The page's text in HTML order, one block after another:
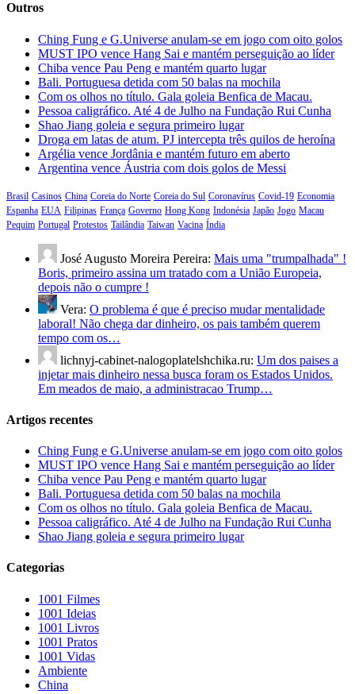
Outros
Ching Fung e G.Universe anulam-se em jogo com oito golos
MUST IPO vence Hang Sai e mantém perseguição ao líder
Chiba vence Pau Peng e mantém quarto lugar
Bali. Portuguesa detida com 50 balas na mochila
Com os olhos no título. Gala goleia Benfica de Macau.
Pessoa caligráfico. Até 4 de Julho na Fundação Rui Cunha
Shao Jiang goleia e segura primeiro lugar
Droga em latas de atum. PJ intercepta três quilos de heroína
Argélia vence Jordânia e mantém futuro em aberto
Argentina vence Áustria com dois golos de Messi
Brasil Casinos China Coreia do Norte Coreia do Sul Coronavírus Covid-19 Economia
Espanha EUA Filipinas França Governo Hong Kong Indonésia Japão Jogo Macau
Pequim Portugal Protestos Tailândia Taiwan Vacina Índia
José Augusto Moreira Pereira: Mais uma "trumpalhada" !
Boris, primeiro assina um tratado com a União Europeia,
depois não o cumpre !
Vera: O problema é que é preciso mudar mentalidade
laboral! Não chega dar dinheiro, os pais também querem
tempo com os…
lichnyj-cabinet-nalogoplatelshchika.ru: Um dos paises a
injetar mais dinheiro nessa busca foram os Estados Unidos.
Em meados de maio, a administracao Trump…
Artigos recentes
Ching Fung e G.Universe anulam-se em jogo com oito golos
MUST IPO vence Hang Sai e mantém perseguição ao líder
Chiba vence Pau Peng e mantém quarto lugar
Bali. Portuguesa detida com 50 balas na mochila
Com os olhos no título. Gala goleia Benfica de Macau.
Pessoa caligráfico. Até 4 de Julho na Fundação Rui Cunha
Shao Jiang goleia e segura primeiro lugar
Categorias
1001 Filmes
1001 Ideias
1001 Livros
1001 Pratos
1001 Vidas
Ambiente
China